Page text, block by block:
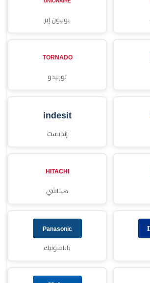
يونيون إير
تورنيدو
إنديست
هيتاشي
باناسونيك